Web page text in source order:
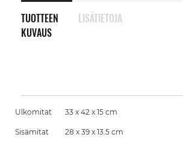
TUOTTEEN
KUVAUS
LISÄTIETOJA
Ulkomitat 33 x 42 x 15 cm
Sisämitat 28 x 39 x 13.5 cm